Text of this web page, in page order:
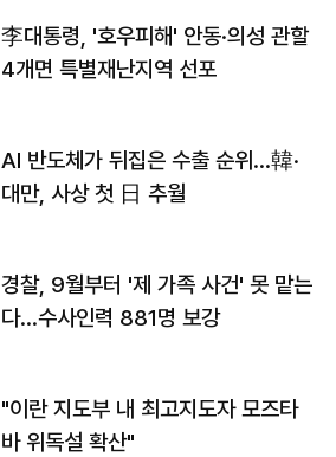
李대통령, '호우피해' 안동·의성 관할
4개면 특별재난지역 선포
AI 반도체가 뒤집은 수출 순위…韓·
대만, 사상 첫 日 추월
경찰, 9월부터 '제 가족 사건' 못 맡는
다…수사인력 881명 보강
"이란 지도부 내 최고지도자 모즈타
바 위독설 확산"